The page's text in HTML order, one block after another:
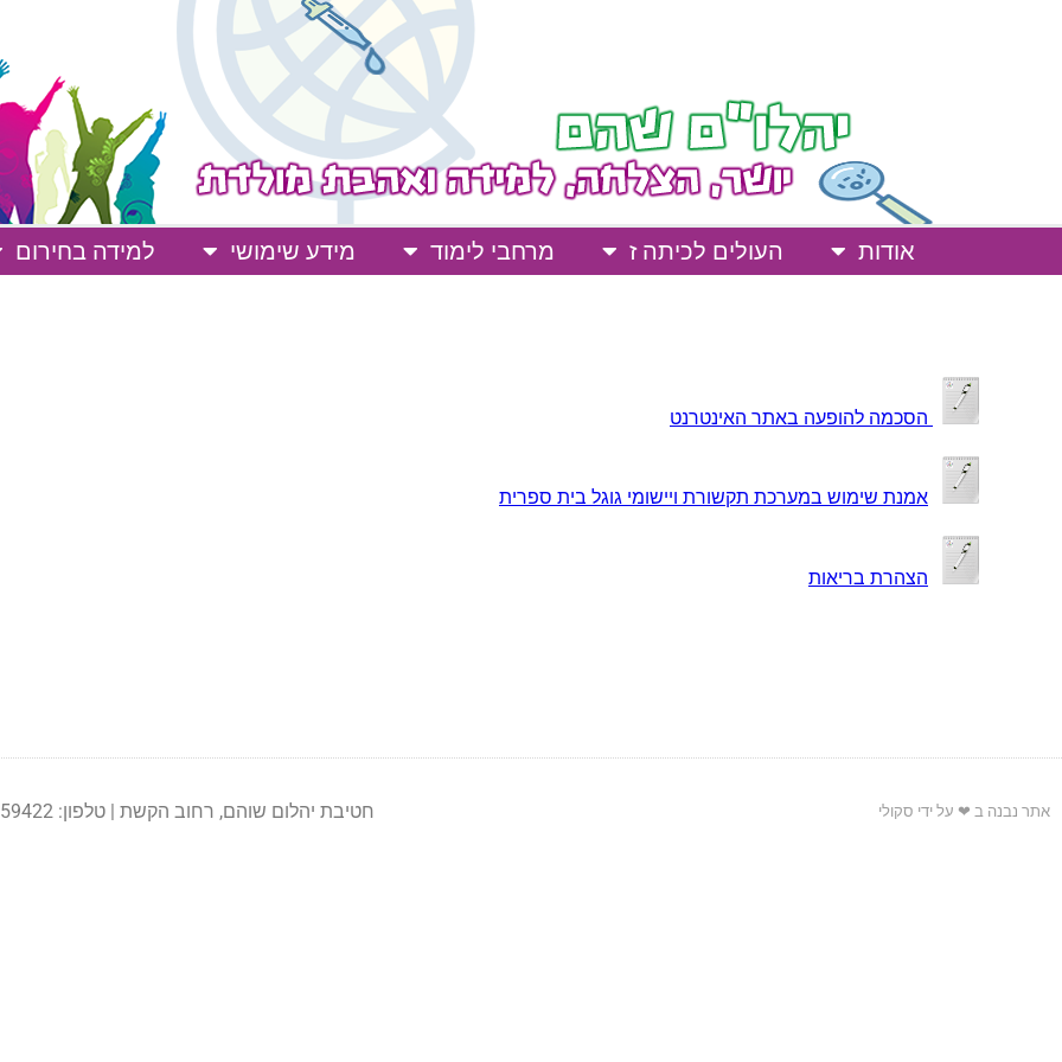
אודות העולים לכיתה ז מרחבי לימוד מידע שימושי למידה בחירום
הסכמה להופעה באתר האינטרנט
אמנת שימוש במערכת תקשורת ויישומי גוגל בית ספרית
הצהרת בריאות
אתר נבנה ב ❤ על ידי סקולי חטיבת יהלום שוהם, רחוב הקשת | טלפון: 03-5359422 | פקס: 03-9792312